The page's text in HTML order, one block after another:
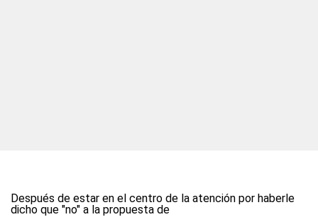
Después de estar en el centro de la atención por haberle
dicho que "no" a la propuesta de